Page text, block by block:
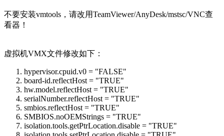
不要安装vmtools，请改用TeamViewer/AnyDesk/mstsc/VNC查
看器！
虚拟机VMX文件修改如下：
hypervisor.cpuid.v0 = "FALSE"
board-id.reflectHost = "TRUE"
hw.model.reflectHost = "TRUE"
serialNumber.reflectHost = "TRUE"
smbios.reflectHost = "TRUE"
SMBIOS.noOEMStrings = "TRUE"
isolation.tools.getPtrLocation.disable = "TRUE"